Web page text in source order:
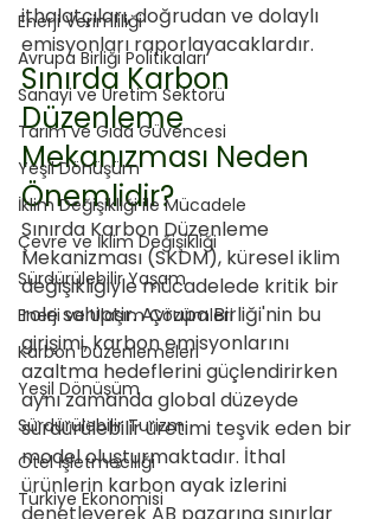
Enerji Verimliliği
Avrupa Birliği Politikaları
Sanayi ve Üretim Sektörü
Tarım ve Gıda Güvencesi
Yeşil Dönüşüm
İklim Değişikliği ile Mücadele
Çevre ve İklim Değişikliği
Sürdürülebilir Yaşam
Enerji ve Ulaşım Çözümleri
Karbon Düzenlemeleri
Yeşil Dönüşüm
Sürdürülebilir Turizm
Otel İşletmeciliği
Türkiye Ekonomisi
ithalatçıları, doğrudan ve dolaylı
emisyonları raporlayacaklardır.
Sınırda Karbon
Düzenleme
Mekanızması Neden
Önemlidir?
Sınırda Karbon Düzenleme
Mekanizması (SKDM), küresel iklim
değişikliğiyle mücadelede kritik bir
role sahiptir. Avrupa Birliği'nin bu
girişimi, karbon emisyonlarını
azaltma hedeflerini güçlendirirken
aynı zamanda global düzeyde
sürdürülebilir üretimi teşvik eden bir
model oluşturmaktadır. İthal
ürünlerin karbon ayak izlerini